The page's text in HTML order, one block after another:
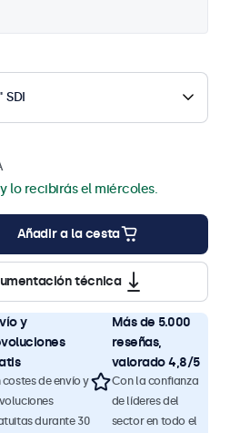
lo recibirás el miércoles.
Añadir a la cesta
técnica
y
costes de envío y
durante 30
Más de 5.000
reseñas,
valorado 4,8/5
Con la confianza
de líderes del
sector en todo el